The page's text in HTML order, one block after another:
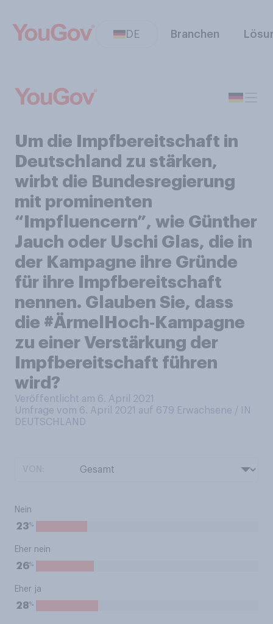
DE Branchen
Um die Impfbereitschaft in
Deutschland zu stärken,
wirbt die Bundesregierung
mit prominenten
“Impfluencern”, wie Günther
Jauch oder Uschi Glas, die in
der Kampagne ihre Gründe
für ihre Impfbereitschaft
nennen. Glauben Sie, dass
die #ÄrmelHoch‑Kampagne
zu einer Verstärkung der
Impfbereitschaft führen
wird?
Veröffentlicht am 6. April 2021
Umfrage vom 6. April 2021 auf 679 Erwachsene / IN
DEUTSCHLAND
Nein
23%
Eher nein
26%
Eher ja
28%